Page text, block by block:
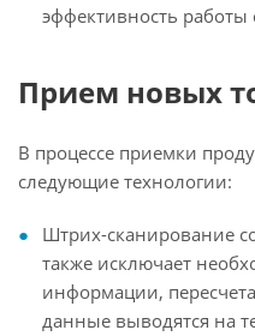
эффективность работы
Прием новых
В процессе приемки
следующие технологии:
Штрих-сканирование
также исключает
информации,
данные выводятся на